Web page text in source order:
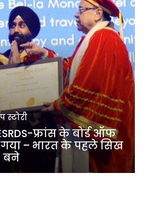
स्टोरी
फ्रांस के बोर्ड ऑफ
गया – भारत के पहले सिख
बने